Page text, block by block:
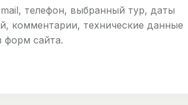
телефон, выбранный тур, даты
комментарии, технические данные
форм сайта.